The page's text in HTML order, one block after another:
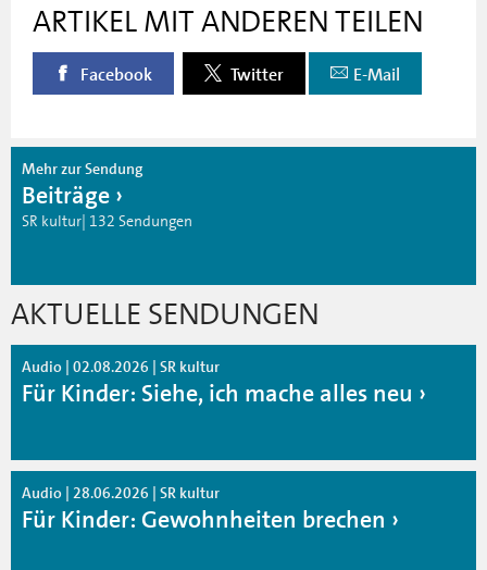
ARTIKEL MIT ANDEREN TEILEN
Facebook Twitter E-Mail
Mehr zur Sendung
Beiträge
SR kultur| 132 Sendungen
AKTUELLE SENDUNGEN
Audio | 02.08.2026 | SR kultur
Für Kinder: Siehe, ich mache alles neu
Audio | 28.06.2026 | SR kultur
Für Kinder: Gewohnheiten brechen